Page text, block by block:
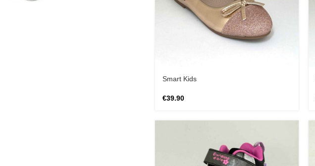
Smart Kids
€39.90